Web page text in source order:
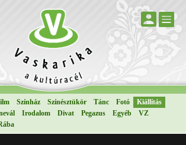
Színház Színésztükör Tánc Fotó
Kiállítás
Irodalom Divat Pegazus Egyéb
VZ